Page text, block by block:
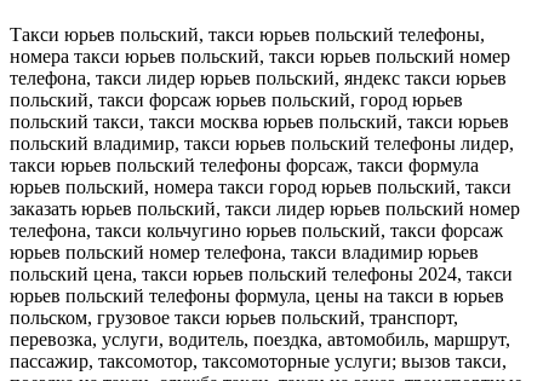
Такси юрьев польский, такси юрьев польский телефоны,
номера такси юрьев польский, такси юрьев польский номер
телефона, такси лидер юрьев польский, яндекс такси юрьев
польский, такси форсаж юрьев польский, город юрьев
польский такси, такси москва юрьев польский, такси юрьев
польский владимир, такси юрьев польский телефоны лидер,
такси юрьев польский телефоны форсаж, такси формула
юрьев польский, номера такси город юрьев польский, такси
заказать юрьев польский, такси лидер юрьев польский номер
телефона, такси кольчугино юрьев польский, такси форсаж
юрьев польский номер телефона, такси владимир юрьев
польский цена, такси юрьев польский телефоны 2024, такси
юрьев польский телефоны формула, цены на такси в юрьев
польском, грузовое такси юрьев польский, транспорт,
перевозка, услуги, водитель, поездка, автомобиль, маршрут,
пассажир, таксомотор, таксомоторные услуги; вызов такси,